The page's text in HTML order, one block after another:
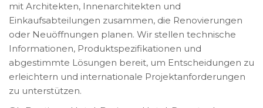
mit Architekten, Innenarchitekten und
Einkaufsabteilungen zusammen, die Renovierungen
oder Neuöffnungen planen. Wir stellen technische
Informationen, Produktspezifikationen und
abgestimmte Lösungen bereit, um Entscheidungen zu
erleichtern und internationale Projektanforderungen
zu unterstützen.